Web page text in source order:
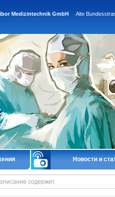
Medizintechnik GmbH Alte
Новости и